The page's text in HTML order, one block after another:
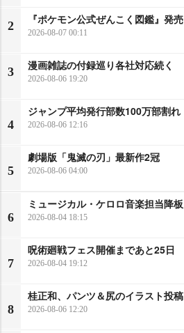
2
『ポケモン公式ぜんこく図鑑』発売
2026-08-07 00:11
3
漫画雑誌の付録巡り各社対応続く
2026-08-06 19:20
4
ジャンプ平均発行部数100万部割れ
2026-08-06 12:16
5
劇場版「鬼滅の刃」最新作2冠
2026-08-06 04:00
6
ミュージカル・ケロロ音楽担当降板
2026-08-04 18:15
7
呪術廻戦フェス開催まであと25日
2026-08-04 19:12
8
桂正和、パンツ＆尻のイラスト投稿
2026-08-06 12:20